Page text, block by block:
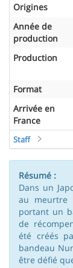
Origines
Année de
production
Production
Format
Arrivée en
France
Staff
Résumé :
Dans un
au meurtre
portant un
de
été créés
bandeau
être défié